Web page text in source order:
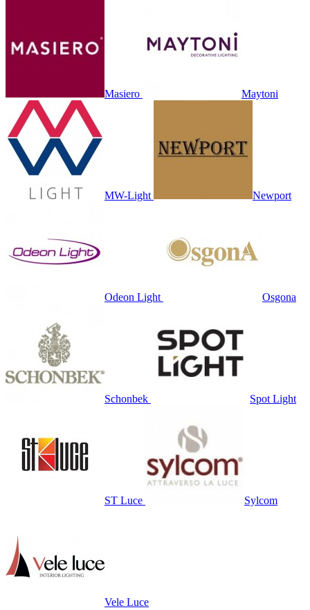
Masiero Maytoni
MW-Light Newport
Odeon Light Osgona
Schonbek Spot Light
ST Luce Sylcom
Vele Luce